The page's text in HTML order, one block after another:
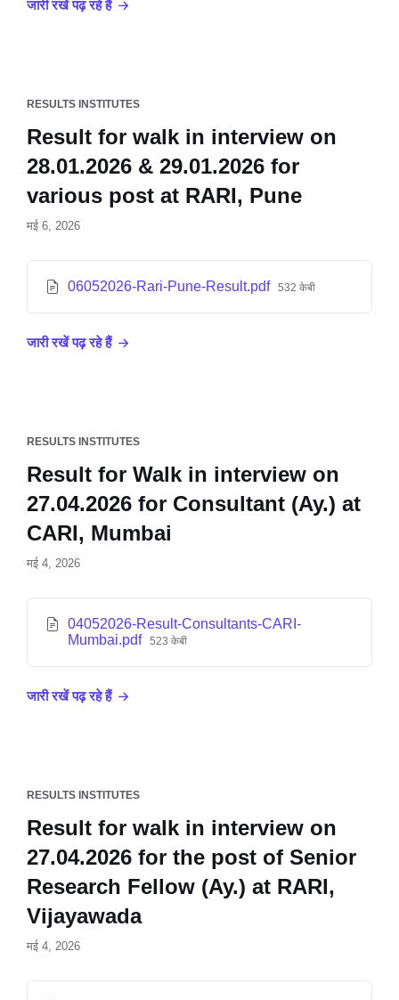
जारी रखें पढ़ रहे हैं
RESULTS INSTITUTES
Result for walk in interview on
28.01.2026 & 29.01.2026 for
various post at RARI, Pune
मई 6, 2026
06052026-Rari-Pune-Result.pdf 532 केबी
जारी रखें पढ़ रहे हैं
RESULTS INSTITUTES
Result for Walk in interview on
27.04.2026 for Consultant (Ay.) at
CARI, Mumbai
मई 4, 2026
04052026-Result-Consultants-CARI-
Mumbai.pdf 523 केबी
जारी रखें पढ़ रहे हैं
RESULTS INSTITUTES
Result for walk in interview on
27.04.2026 for the post of Senior
Research Fellow (Ay.) at RARI,
Vijayawada
मई 4, 2026